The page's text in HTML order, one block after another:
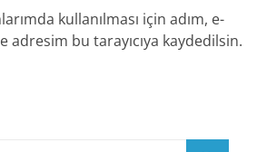
kullanılması için adım, e-
adresim bu tarayıcıya kaydedilsin.